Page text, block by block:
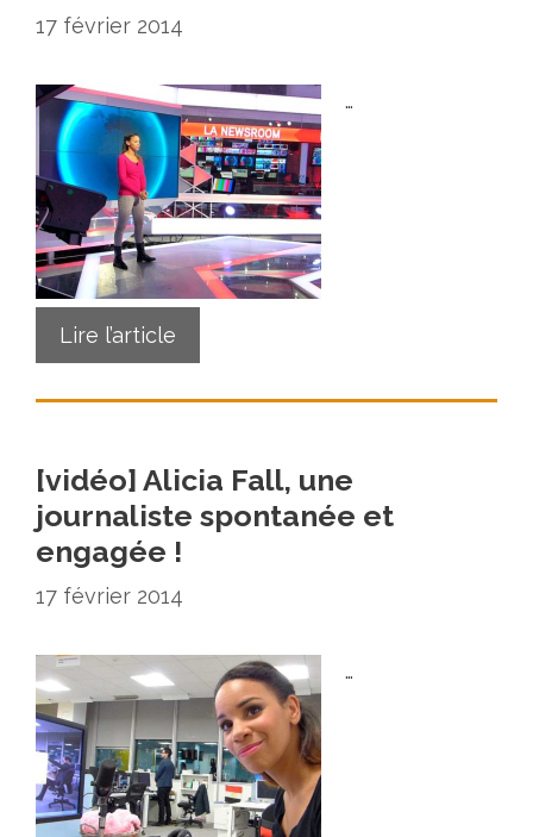
17 février 2014
…
Lire l’article
[vidéo] Alicia Fall, une
journaliste spontanée et
engagée !
17 février 2014
…